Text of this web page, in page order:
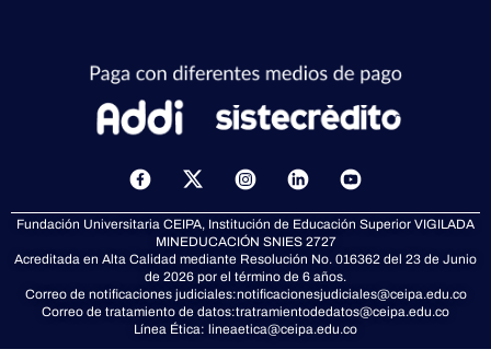
X
-
t
w
i
t
t
e
r
Fundación Universitaria CEIPA, Institución de Educación Superior VIGILADA
MINEDUCACIÓN SNIES 2727
Acreditada en Alta Calidad mediante Resolución No. 016362 del 23 de Junio
de 2026 por el término de 6 años.
Correo de notificaciones judiciales:notificacionesjudiciales@ceipa.edu.co
Correo de tratamiento de datos:tratramientodedatos@ceipa.edu.co
Línea Ética: lineaetica@ceipa.edu.co